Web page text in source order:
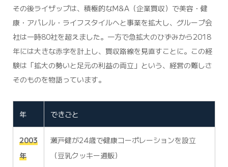
その後ライザップは、積極的なM&A（企業買収）で美容・健
康・アパレル・ライフスタイルへと事業を拡大し、グループ会
社は一時80社を超えました。一方で急拡大のひずみから2018
年には大きな赤字を計上し、買収路線を見直すことに。この経
験は「拡大の勢いと足元の利益の両立」という、経営の難しさ
そのものを物語っています。
年 できごと
2003
年
瀬戸健が24歳で健康コーポレーションを設立
（豆乳クッキー通販）